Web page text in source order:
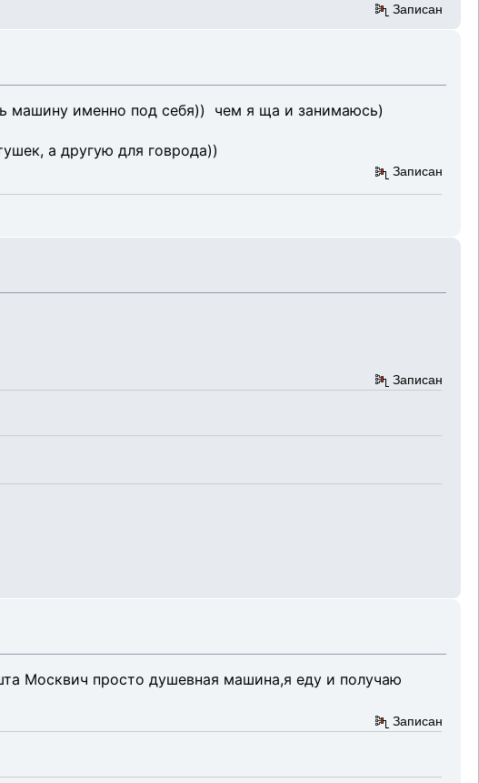
Записан
машину именно под себя)) чем я ща и занимаюсь)
а другую для говрода))
Записан
Записан
Москвич просто душевная машина,я еду и получаю
Записан